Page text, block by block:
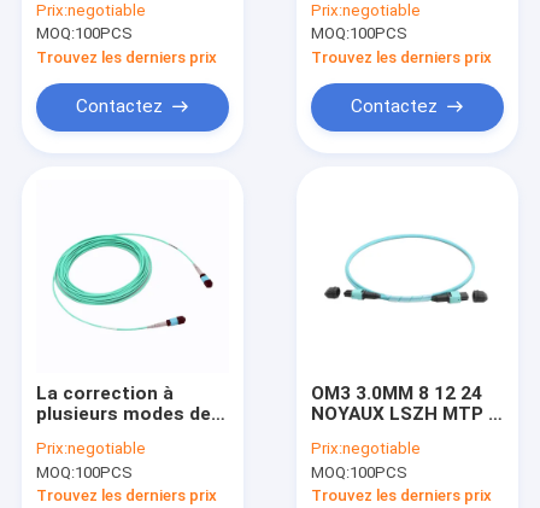
correction de fibre
du câble OM3 de fibre
de Mpo
Prix:negotiable
MOQ:100PCS
Trouvez les derniers prix
Contactez
réalimentation du SM
millimètre MTP MPO
de ROHS pour le
réseau
Prix:negotiable
MOQ:100PCS
Trouvez les derniers prix
Contactez
La correction à
plusieurs modes de
3.0mm MPO MTP
attachent des
longueurs adaptées
Prix:negotiable
MOQ:100PCS
Trouvez les derniers prix
OM3 3.0MM 8 12 24
NOYAUX LSZH MTP à
fibre de MTP
disponible
Prix:negotiable
MOQ:100PCS
Trouvez les derniers prix